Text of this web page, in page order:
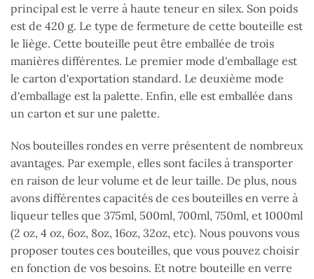
principal est le verre à haute teneur en silex. Son poids
est de 420 g. Le type de fermeture de cette bouteille est
le liège. Cette bouteille peut être emballée de trois
manières différentes. Le premier mode d'emballage est
le carton d'exportation standard. Le deuxième mode
d'emballage est la palette. Enfin, elle est emballée dans
un carton et sur une palette.
Nos bouteilles rondes en verre présentent de nombreux
avantages. Par exemple, elles sont faciles à transporter
en raison de leur volume et de leur taille. De plus, nous
avons différentes capacités de ces bouteilles en verre à
liqueur telles que 375ml, 500ml, 700ml, 750ml, et 1000ml
(2 oz, 4 oz, 6oz, 8oz, 16oz, 32oz, etc). Nous pouvons vous
proposer toutes ces bouteilles, que vous pouvez choisir
en fonction de vos besoins. Et notre bouteille en verre